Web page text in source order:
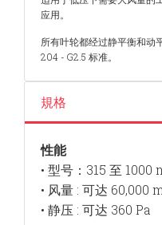
应用。
所有叶轮都经过静平衡和动
204 - G2.5 标准。
規格
性能
• 型号：315 至 1000
• 风量 : 可达 60,000
• 静压 : 可达 360 Pa